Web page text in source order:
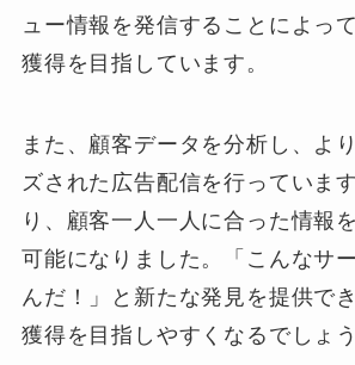
ュー情報を発信することによっ
獲得を目指しています。
また、顧客データを分析し、よ
ズされた広告配信を行っていま
り、顧客一人一人に合った情報
可能になりました。「こんなサ
んだ！」と新たな発見を提供で
獲得を目指しやすくなるでしょう